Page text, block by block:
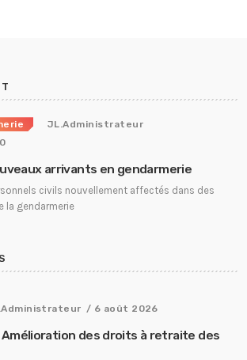
JL.Administrateur
arrivants en gendarmerie
civils nouvellement affectés dans des
la gendarmerie
/ 6 août 2026
Amélioration des droits à retraite des